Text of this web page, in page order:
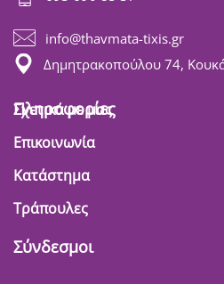
info@thavmata-tixis.gr
Δημητρακοπούλου 74,
Πληροφορίες
Σχετικά με μας
Επικοινωνία
Κατάστημα
Τράπουλες
Σύνδεσμοι